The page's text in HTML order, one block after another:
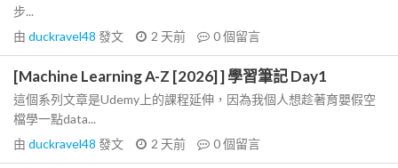
步...
由 duckravel48 發文 2 天前 0個留言
[Machine Learning A-Z [2026] ] 學習筆記 Day1
這個系列文章是Udemy上的課程延伸，因為我個人想趁著育嬰假空
檔學一點data...
由 duckravel48 發文 2 天前 0個留言